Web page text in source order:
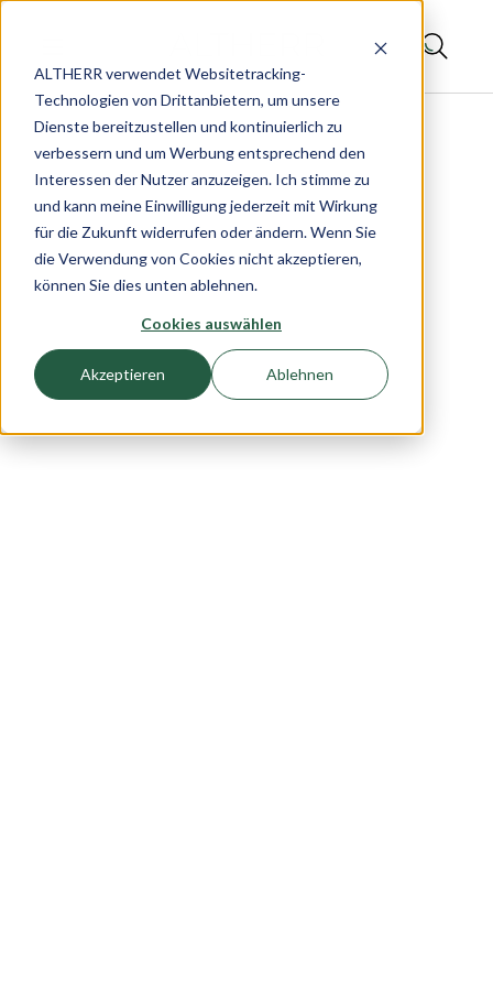
ALTHERR verwendet Websitetracking-
Technologien von Drittanbietern, um unsere
Dienste bereitzustellen und kontinuierlich zu
verbessern und um Werbung entsprechend den
Interessen der Nutzer anzuzeigen. Ich stimme zu
und kann meine Einwilligung jederzeit mit Wirkung
für die Zukunft widerrufen oder ändern. Wenn Sie
die Verwendung von Cookies nicht akzeptieren,
können Sie dies unten ablehnen.
Cookies auswählen
Akzeptieren Ablehnen